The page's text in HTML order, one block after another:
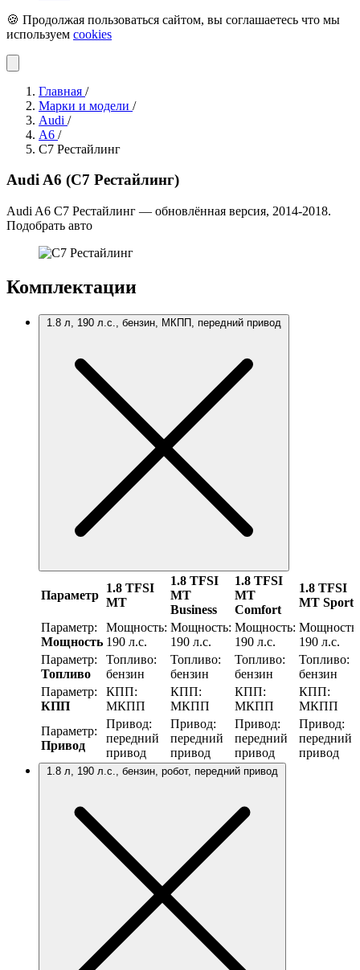
🍪 Продолжая пользоваться сайтом, вы соглашаетесь что мы
используем cookies
Главная /
Марки и модели /
Audi /
A6 /
C7 Рестайлинг
Audi A6 (C7 Рестайлинг)
Audi A6 C7 Рестайлинг — обновлённая версия, 2014-2018.
Подобрать авто
Комплектации
1.8 л, 190 л.с., бензин, МКПП, передний привод
Параметр
1.8 TFSI
MT
1.8 TFSI
MT
Business
1.8 TFSI
MT
Comfort
1.8 TFSI
MT Sport
Параметр:
Мощность
Мощность:
190 л.с.
Мощность:
190 л.с.
Мощность:
190 л.с.
Мощность:
190 л.с.
Параметр:
Топливо
Топливо:
бензин
Топливо:
бензин
Топливо:
бензин
Топливо:
бензин
Параметр:
КПП
КПП:
МКПП
КПП:
МКПП
КПП:
МКПП
КПП:
МКПП
Параметр:
Привод
Привод:
передний
привод
Привод:
передний
привод
Привод:
передний
привод
Привод:
передний
привод
1.8 л, 190 л.с., бензин, робот, передний привод